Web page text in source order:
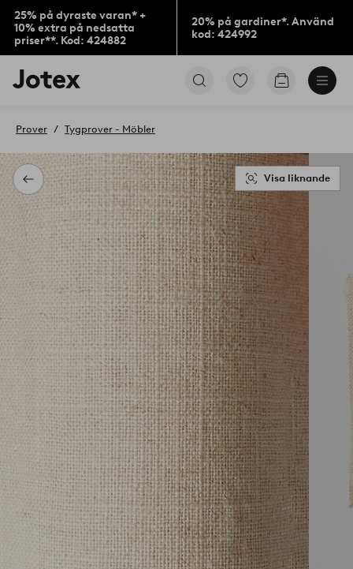
25% på dyraste varan* +
10% extra på nedsatta
priser**. Kod: 424882
20% på gardiner*. Använd
kod: 424992
Jotex
logotyp
till
Gå
Gå
Tillbaka
Prover Tygprover - Möbler
Visa liknande